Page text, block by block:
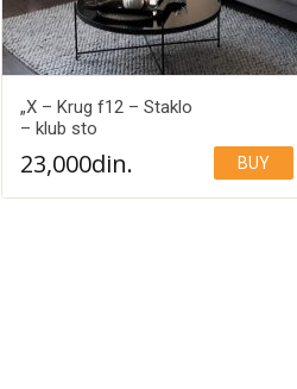
„X – Krug f12 – Staklo
– klub sto
23,000din. BUY